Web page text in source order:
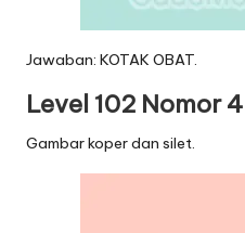
Jawaban: KOTAK OBAT.
Level 102 Nomor 4
Gambar koper dan silet.